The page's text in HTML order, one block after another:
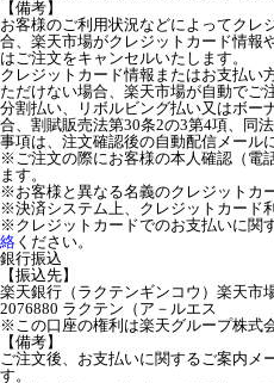
【備考】
お客様のご利用状況などによってクレ
合、楽天市場がクレジットカード情報
はご注文をキャンセルいたします。
クレジットカード情報またはお支払い
ただけない場合、楽天市場が自動でご
分割払い、リボルビング払い又はボー
合、割賦販売法第30条2の3第4項、同
事項は、注文確認後の自動配信メール
※ご注文の際にお客様の本人確認（電
ます。
※お客様と異なる名義のクレジットカ
※決済システム上、クレジットカード
※クレジットカードでのお支払いに関
絡 ください。
銀行振込
【振込先】
楽天銀行（ラクテンギンコウ）楽天市
2076880 ラクテン（ア－ルエス
※この口座の権利は楽天グループ株式
【備考】
ご注文後、お支払いに関するご案内メ
す。